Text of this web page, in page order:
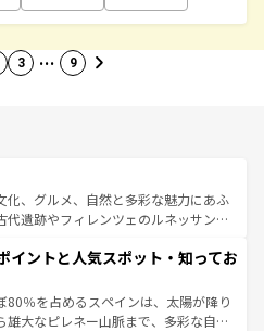
3 … 9
化、グルメ、自然と多彩な魅力にあふ
代遺跡やフィレンツェのルネッサンス
美しい田園風景やアマルフィ海岸の絶
見逃せない。観光の合間には、本場の
絶品のイタリア料理を堪能することも
から夜眠るまで、すべての瞬間を楽し
イントと人気スポット・知ってお
80％を占めるスペインは、太陽が降り
雄大なピレネー山脈まで、多彩な自然